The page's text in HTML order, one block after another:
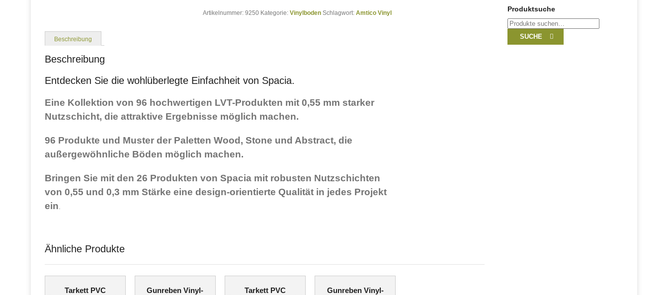
Artikelnummer:9250 Kategorie:Vinylboden Schlagwort:Amtico Vinyl
Beschreibung
Beschreibung
Entdecken Sie die wohlüberlegte Einfachheit von Spacia.
Eine Kollektion von 96 hochwertigen LVT-Produkten mit 0,55 mm starker
Nutzschicht, die attraktive Ergebnisse möglich machen.
96 Produkte und Muster der Paletten Wood, Stone und Abstract, die
außergewöhnliche Böden möglich machen.
Bringen Sie mit den 26 Produkten von Spacia mit robusten Nutzschichten
von 0,55 und 0,3 mm Stärke eine design-orientierte Qualität in jedes Projekt
ein
Ähnliche Produkte
Tarkett PVC
Gunreben Vinyl-
Tarkett PVC
Gunreben Vinyl-
Produktsuche
Suche
nach:
SUCHE